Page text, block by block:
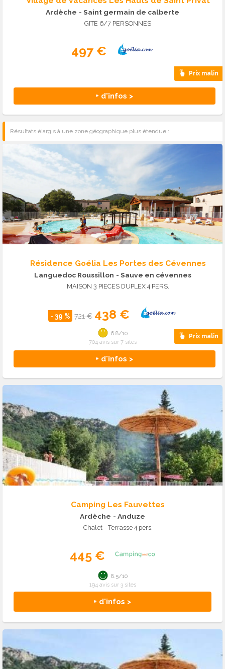
Ardèche - Saint germain de calberte
GITE 6/7 PERSONNES
497 €
Prix malin
+ d'infos >
Résultats élargis à une zone géographique plus étendue :
Résidence Goélia Les Portes des Cévennes
Languedoc Roussillon - Sauve en cévennes
MAISON 3 PIECES DUPLEX 4 PERS.
- 39 % 721 € 438 €
Prix malin
+ d'infos >
6.8/10
704 avis sur 7 sites
Camping Les Fauvettes
Ardèche - Anduze
Chalet - Terrasse 4 pers.
445 €
+ d'infos >
8.5/10
194 avis sur 3 sites